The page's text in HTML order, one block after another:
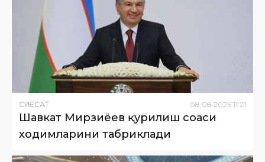
СИËСАТ 08 08 2026 11:21
Шавкат Мирзиёев қурилиш соҳаси
ходимларини табриклади